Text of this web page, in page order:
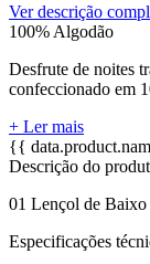
Ver descrição
100% Algodão
Desfrute de noites
confeccionado em
+ Ler mais
{{
Descrição do
01 Lençol de
Especificações